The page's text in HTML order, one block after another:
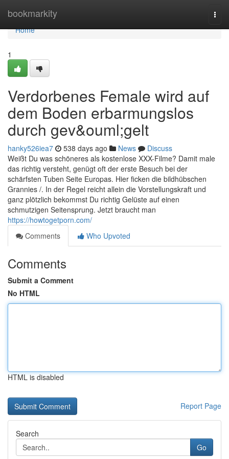
bookmarkity
Home
Home
1
Verdorbenes Female wird auf
dem Boden erbarmungslos
durch gev&ouml;gelt
hanky526iea7 538 days ago News
Discuss
Weißt Du was schöneres als kostenlose XXX-Filme? Damit male
das richtig versteht, genügt oft der erste Besuch bei der
schärfsten Tuben Seite Europas. Hier ficken die bildhübschen
Grannies /. In der Regel reicht allein die Vorstellungskraft und
ganz plötzlich bekommst Du richtig Gelüste auf einen
schmutzigen Seitensprung. Jetzt braucht man
https://howtogetporn.com/
Comments
Who Upvoted
Comments
Submit a Comment
No HTML
HTML is disabled
Report Page
Search
Go